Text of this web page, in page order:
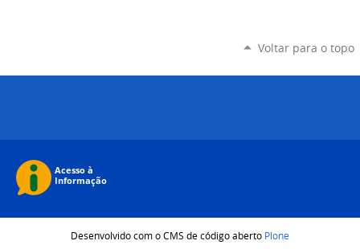
Voltar para o topo
Desenvolvido com o CMS de código aberto Plone